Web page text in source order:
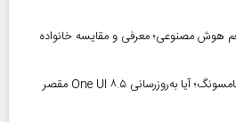
هوش مصنوعی؛ معرفی و مقایسه خانواده
بحران باتری در گوشی‌های سامسونگ؛ آیا به‌روزرسانی One UI ۸.۵ مقصر